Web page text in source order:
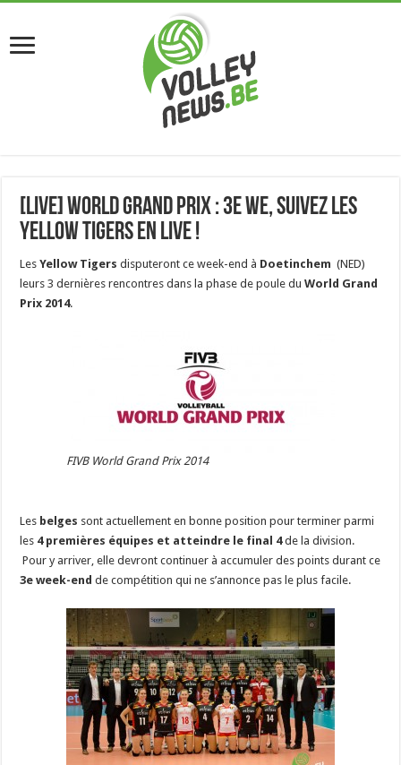
[Live] World Grand Prix : 3e WE, suivez les
Yellow Tigers en Live !
LesYellow Tigers disputeront ce week-end à Doetinchem(NED)
leurs 3 dernières rencontres dans la phase de poule duWorld Grand
Prix 2014.
FIVB World Grand Prix 2014
Les belges sont actuellement en bonne position pour terminer parmi
les 4 premières équipes et atteindre le final 4de la division.
Pour y arriver, elle devront continuer à accumuler des points durant ce
3e week-end de compétition qui ne s’annonce pas le plus facile.